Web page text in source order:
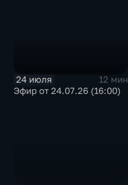
24 июля
12 мин
Эфир от 24.07.26 (16:00)